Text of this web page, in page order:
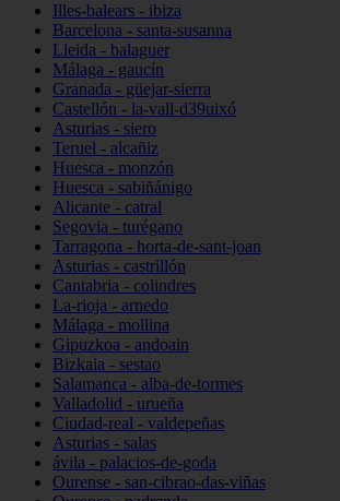
Illes-balears - ibiza
Barcelona - santa-susanna
Lleida - balaguer
Málaga - gaucín
Granada - güejar-sierra
Castellón - la-vall-d39uixó
Asturias - siero
Teruel - alcañiz
Huesca - monzón
Huesca - sabiñánigo
Alicante - catral
Segovia - turégano
Tarragona - horta-de-sant-joan
Asturias - castrillón
Cantabria - colindres
La-rioja - arnedo
Málaga - mollina
Gipuzkoa - andoain
Bizkaia - sestao
Salamanca - alba-de-tormes
Valladolid - urueña
Ciudad-real - valdepeñas
Asturias - salas
ávila - palacios-de-goda
Ourense - san-cibrao-das-viñas